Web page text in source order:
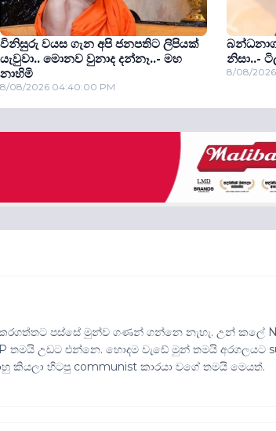
විනිසුරු වයස ගැන අපි ජනපතිට ලිපියක්
යැවුවා.. මොනව වුනාද දන්නෑ..- මහ
නාහිමි
8/08/2026 04:40:00 PM
නිසා..-
8/08/
කරගත්තට පස්සේ මුන්ව ගණන් ගන්නෙ නැහැ. උන් කලේ
තමයි උඩට එන්නෙ. හොදම වැඩේ මුන් තමයි අරගලයට
කියලා හිටපු communist කාරයා වගේ තමයි මෙයත්.